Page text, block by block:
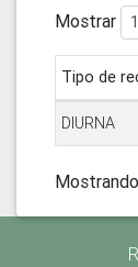
Mostrar
Tipo de
DIURNA